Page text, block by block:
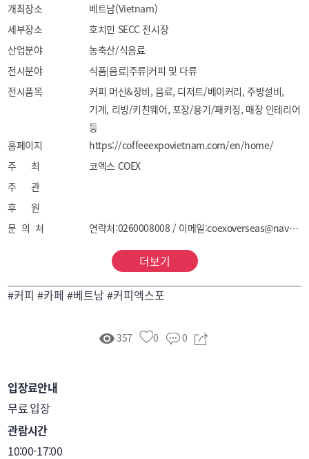
개최장소
베트남(Vietnam)
세부장소
호치민 SECC 전시장
산업분야
농축산/식음료
전시분야
식품|음료|주류|커피 및 다류
전시품목
커피 머신&장비, 음료, 디저트/베이커리, 주방설비,
기계, 리빙/키친웨어, 포장/용기/패키징, 매장 인테리어
등
홈페이지
https://coffeeexpovietnam.com/en/home/
주 최
코엑스 COEX
주 관
후 원
문 의 처
연락처:0260008008 / 이메일:coexoverseas@naver.com
더보기
#커피 #카페 #베트남 #커피엑스포
357 0 0
입장료안내
무료 입장
관람시간
10:00-17:00